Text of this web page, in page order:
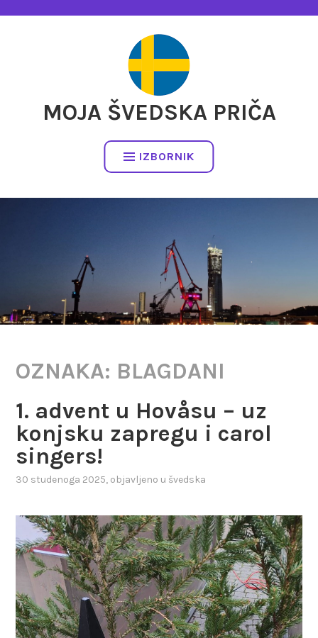
MOJA ŠVEDSKA PRIČA
IZBORNIK
OZNAKA: BLAGDANI
1. advent u Hovåsu – uz
konjsku zapregu i carol
singers!
30 studenoga 2025, objavljeno u švedska